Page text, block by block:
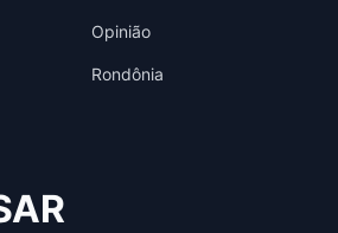
Opinião
Rondônia